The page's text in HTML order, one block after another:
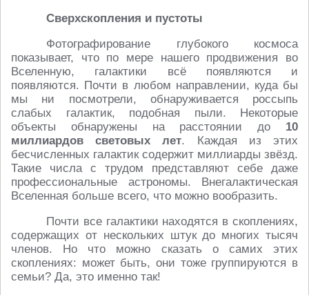
Сверхскопления и пустоты
Фотографирование глубокого космоса
показывает, что по мере нашего продвижения во
Вселенную, галактики всё появляются и
появляются. Почти в любом направлении, куда бы
мы ни посмотрели, обнаруживается россыпь
слабых галактик, подобная пыли. Некоторые
объекты обнаружены на расстоянии до 10
миллиардов световых лет. Каждая из этих
бесчисленных галактик содержит миллиарды звёзд.
Такие числа с трудом представляют себе даже
профессиональные астрономы. Внегалактическая
Вселенная больше всего, что можно вообразить.
Почти все галактики находятся в скоплениях,
содержащих от нескольких штук до многих тысяч
членов. Но что можно сказать о самих этих
скоплениях: может быть, они тоже группируются в
семьи? Да, это именно так!